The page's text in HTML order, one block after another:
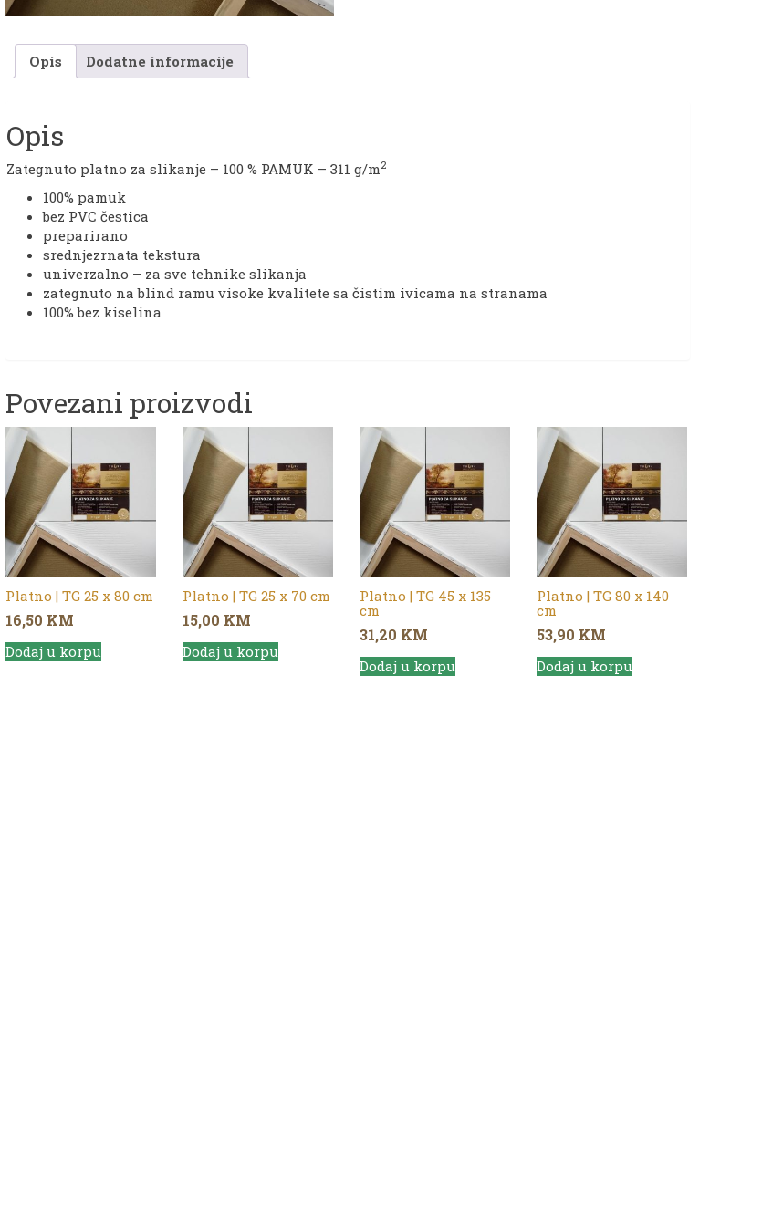
Opis Dodatne informacije
Opis
Zategnuto platno za slikanje – 100 % PAMUK – 311 g/m2
100% pamuk
bez PVC čestica
preparirano
srednjezrnata tekstura
univerzalno – za sve tehnike slikanja
zategnuto na blind ramu visoke kvalitete sa čistim ivicama na stranama
100% bez kiselina
Povezani proizvodi
Platno | TG 25 x 80 cm
16,50 KM
Dodaj u korpu
Platno | TG 25 x 70 cm
15,00 KM
Dodaj u korpu
Platno | TG 45 x 135
cm
31,20 KM
Dodaj u korpu
Platno | TG 80 x 140
cm
53,90 KM
Dodaj u korpu